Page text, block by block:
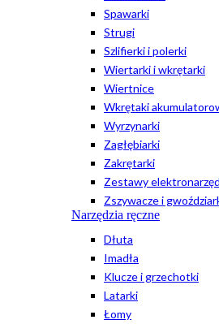
Spawarki
Strugi
Szlifierki i polerki
Wiertarki i wkrętarki
Wiertnice
Wkrętaki
Wyrzynarki
Zagłębiarki
Zakrętarki
Zestawy
Zszywacze i
Narzędzia ręczne
Dłuta
Imadła
Klucze i grzechotki
Latarki
Łomy